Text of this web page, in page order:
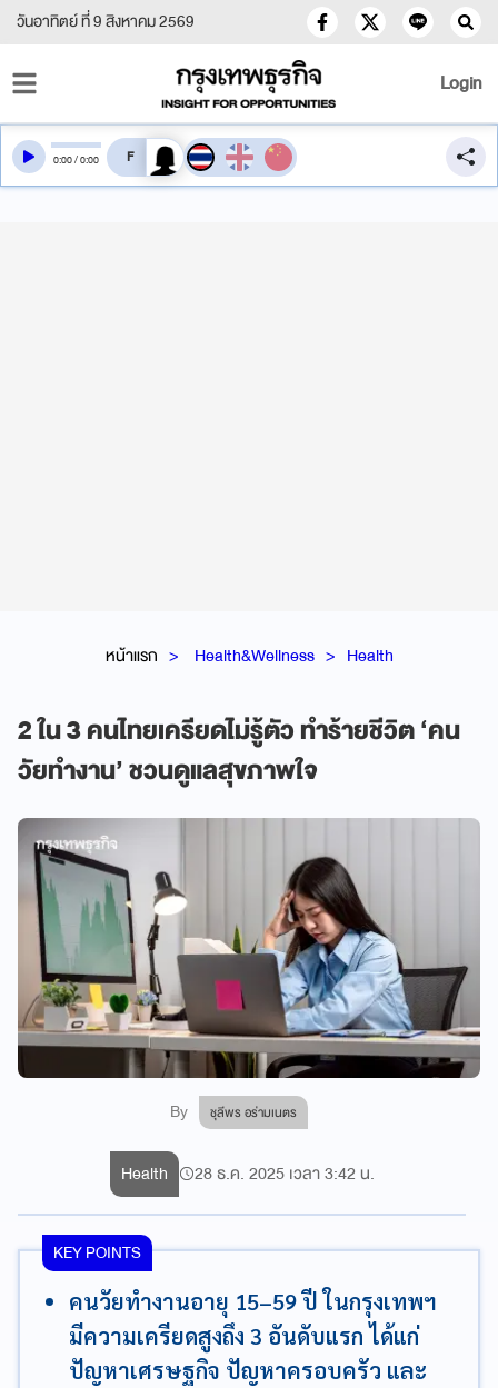
วันอาทิตย์ ที่ 9 สิงหาคม 2569
Login
หน้าแรก Health&Wellness Health
2 ใน 3 คนไทยเครียดไม่รู้ตัว ทำร้ายชีวิต ‘คน
วัยทำงาน’ ชวนดูแลสุขภาพใจ
By ชุลีพร อร่ามเนตร
0:00/0:00 สลับเสียงอ่าน
Health 28 ธ.ค. 2025 เวลา 3:42 น.
KEY POINTS
คนวัยทำงานอายุ 15–59 ปี ในกรุงเทพฯ
มีความเครียดสูงถึง 3 อันดับแรก ได้แก่
ปัญหาเศรษฐกิจ ปัญหาครอบครัว และ